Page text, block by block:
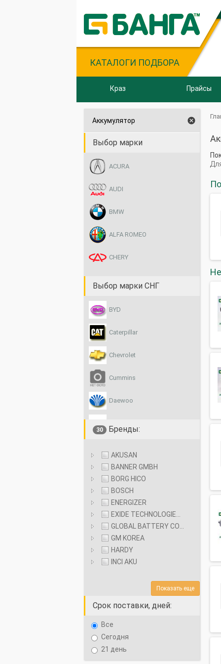
КАТАЛОГИ ПОДБОРА
Краз Прайсы
Аккумулятор 
Выбор марки
ACURA
AUDI
BMW
ALFA ROMEO
CHERY
IVECO
KIA
LEXUS
Выбор марки СНГ
BYD
Caterpillar
Chevrolet
Cummins
Daewoo
FAW
Foton
Geely
Great Wall
HOWO
Hyundai
Ikarus
IVECO
30 Бренды:
AKUSAN
BANNER GMBH
BORG HICO
BOSCH
ENERGIZER
EXIDE TECHNOLOGIES S.A.
GLOBAL BATTERY CO LTD.
GM KOREA
HARDY
INCI AKU
Показать еще
Срок поставки, дней:
Все
Сегодня
21 день